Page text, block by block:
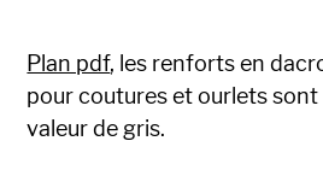
Plan pdf, les renforts en
pour coutures et ourlets
valeur de gris.